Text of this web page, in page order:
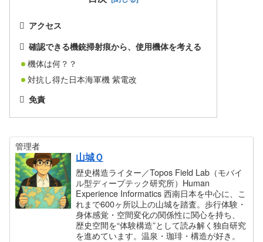
アクセス
確認できる機銃掃射痕から、使用機体を考える
機体は何？？
対抗し得た日本海軍機 紫電改
免責
管理者
山城Ｑ
歴史構造ライター／Topos Field Lab（モバイ
ル型ディープテック研究所）Human
Experience Informatics 西南日本を中心に、こ
れまで600ヶ所以上の山城を踏査。歩行体験・
身体感覚・空間変化の関係性に関心を持ち、
歴史空間を“体験構造”として読み解く独自研究
を進めています。温泉・珈琲・構造が好き。